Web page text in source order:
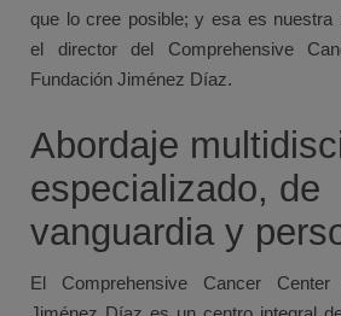
que lo cree posible; y esa es nuestra
el director del Comprehensive
Fundación Jiménez Díaz.
Abordaje
especializado, de
vanguardia y
El Comprehensive Cancer